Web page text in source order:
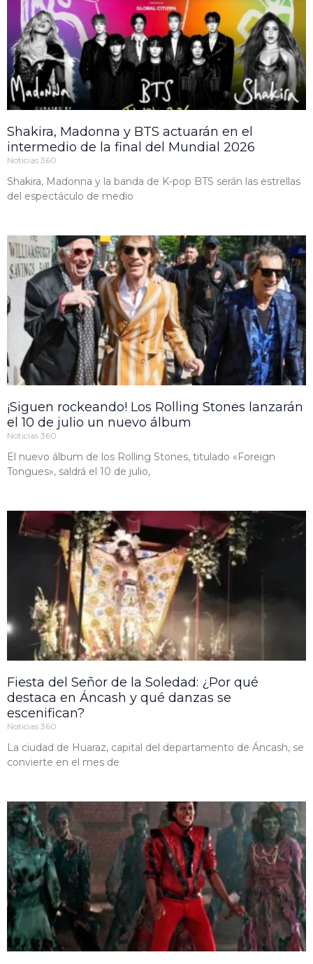
Shakira, Madonna y BTS actuarán en el
intermedio de la final del Mundial 2026
Noticias 360
Shakira, Madonna y la banda de K-pop BTS serán las estrellas
del espectáculo de medio
¡Siguen rockeando! Los Rolling Stones lanzarán
el 10 de julio un nuevo álbum
Noticias 360
El nuevo álbum de los Rolling Stones, titulado «Foreign
Tongues», saldrá el 10 de julio,
Fiesta del Señor de la Soledad: ¿Por qué
destaca en Áncash y qué danzas se
escenifican?
Noticias 360
La ciudad de Huaraz, capital del departamento de Áncash, se
convierte en el mes de